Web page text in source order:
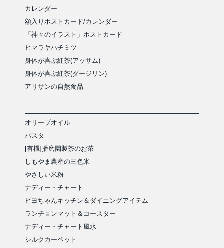
カレンダー
額入りポストカード/カレンダー
「神々のイラスト」ポストカード
ヒマラヤハチミツ
身体が喜ぶ紅茶(アッサム)
身体が喜ぶ紅茶(ダージリン)
アリサンの自然食品
オリーブオイル
パスタ
[有機]播磨園製茶のお茶
しもやま農産の三色米
やさしい米粉
ナディー・チャート
ピヨちゃんキッチン＆ダイニングアイテム
ランチョンマット＆コースター
ナディー・チャート風水
シルクカーペット